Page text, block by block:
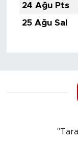
24 Ağu Pts
25 Ağu Sal